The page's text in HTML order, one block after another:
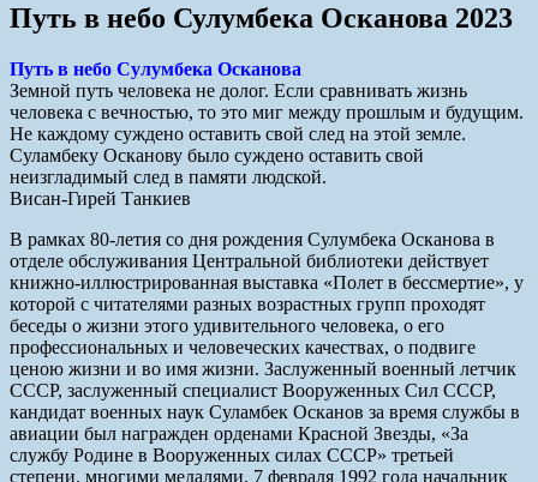
Путь в небо Сулумбека Осканова 2023
Путь в небо Сулумбека Осканова
Земной путь человека не долог. Если сравнивать жизнь
человека с вечностью, то это миг между прошлым и будущим.
Не каждому суждено оставить свой след на этой земле.
Суламбеку Осканову было суждено оставить свой
неизгладимый след в памяти людской.
Висан-Гирей Танкиев
В рамках 80-летия со дня рождения Сулумбека Осканова в
отделе обслуживания Центральной библиотеки действует
книжно-иллюстрированная выставка «Полет в бессмертие», у
которой с читателями разных возрастных групп проходят
беседы о жизни этого удивительного человека, о его
профессиональных и человеческих качествах, о подвиге
ценою жизни и во имя жизни. Заслуженный военный летчик
СССР, заслуженный специалист Вооруженных Сил СССР,
кандидат военных наук Суламбек Осканов за время службы в
авиации был награжден орденами Красной Звезды, «За
службу Родине в Вооруженных силах СССР» третьей
степени, многими медалями. 7 февраля 1992 года начальник